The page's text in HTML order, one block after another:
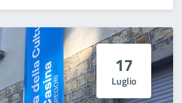
17
Luglio